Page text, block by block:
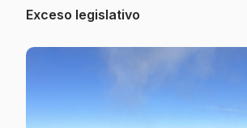
Exceso legislativo